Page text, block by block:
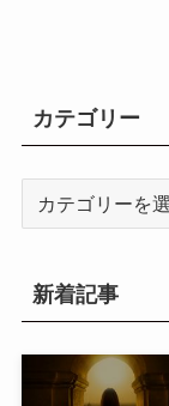
カテゴリー
リ
ー
新着記事